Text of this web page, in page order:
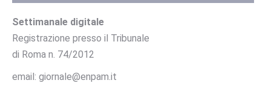
Settimanale digitale
Registrazione presso il Tribunale
di Roma n. 74/2012
email: giornale@enpam.it